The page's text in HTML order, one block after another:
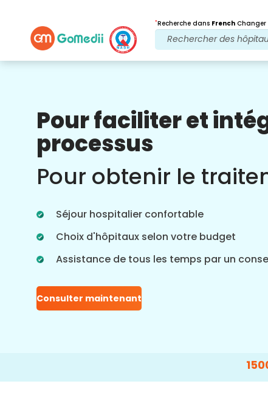
*Recherche dans French
Pour faciliter et
processus
Pour obtenir le
Séjour hospitalier confortable
Choix d'hôpitaux selon votre budget
Assistance de tous les temps par un
Consulter maintenant
Nos avantages
Après traitement
Suivi des soins
Bénéficiez d'une assistance médicale et
vos problèmes à tout moment. Mises à
traitement.